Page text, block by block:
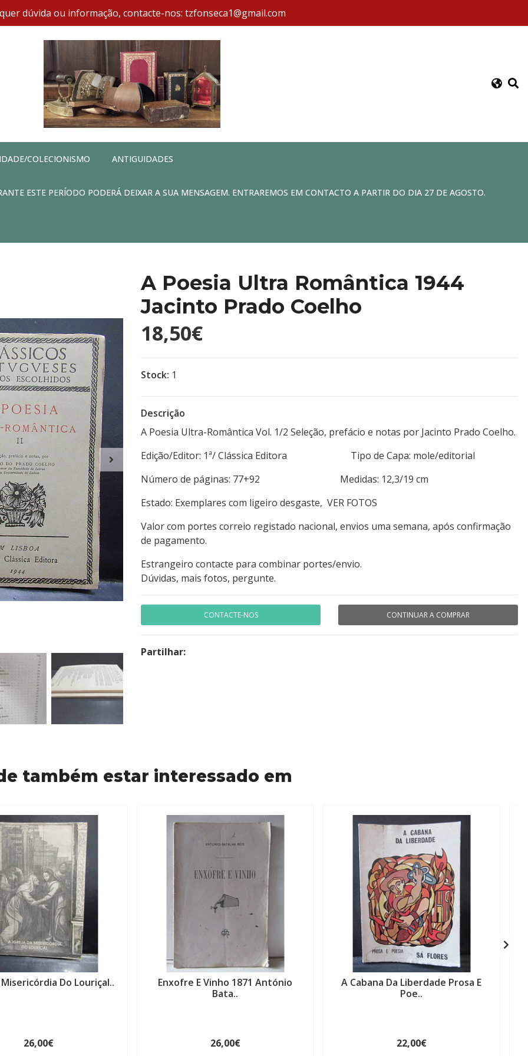
dúvida ou informação, contacte-nos: tzfonseca1@gmail.com
COLECIONISMO ANTIGUIDADES
ESTE PERÍODO PODERÁ DEIXAR A SUA MENSAGEM. ENTRAREMOS EM CONTACTO A PARTIR DO DIA 27 DE AGOSTO.
A Poesia Ultra Romântica 1944
Jacinto Prado Coelho
18,50€
Stock: 1
Descrição
A Poesia Ultra-Romântica Vol. 1/2 Seleção, prefácio e notas por Jacinto Prado Coelho.
Edição/Editor: 1ª/ Clássica Editora Tipo de Capa: mole/editorial
Número de páginas: 77+92 Medidas: 12,3/19 cm
Estado: Exemplares com ligeiro desgaste, VER FOTOS
Valor com portes correio registado nacional, envios uma semana, após confirmação
de pagamento.
Estrangeiro contacte para combinar portes/envio.
Dúvidas, mais fotos, pergunte.
CONTACTE-NOS CONTINUAR A COMPRAR
Partilhar:
também estar interessado em
Do Louriçal..
26,00€
Enxofre E Vinho 1871 António
Bata..
26,00€
A Cabana Da Liberdade Prosa E
Poe..
22,00€